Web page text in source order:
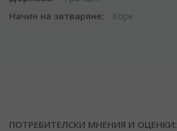
Начин на затваряне
Корк
ПОТРЕБИТЕЛСКИ МНЕНИЯ И ОЦЕНКИ: